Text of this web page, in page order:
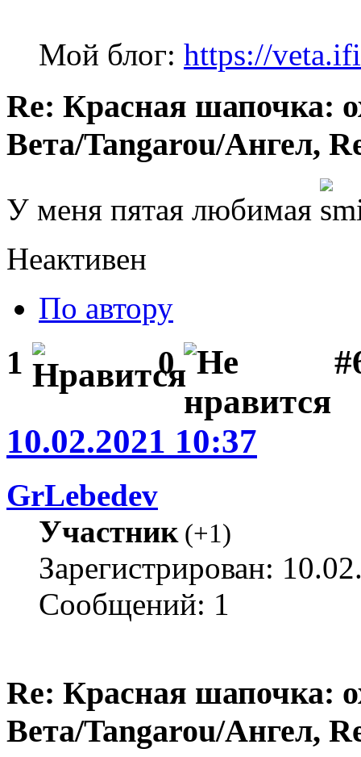
Мой блог: https://
Re: Красная шапочка:
Вета/Tangarou/Ангел,
У меня пятая любимая
Неактивен
По автору
1 0
10.02.2021 10:37
GrLebedev
Участник(+1)
Зарегистрирован:
Сообщений: 1
Re: Красная шапочка:
Вета/Tangarou/Ангел,